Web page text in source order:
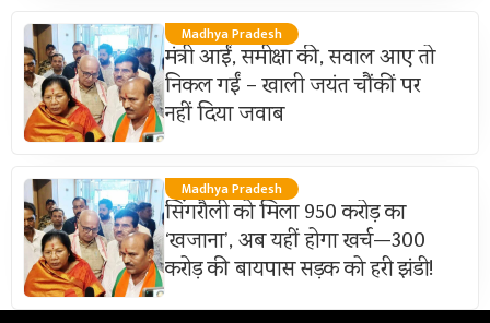
Madhya Pradesh
मंत्री आईं, समीक्षा की, सवाल आए तो
निकल गईं – खाली जयंत चौंकीं पर
नहीं दिया जवाब
Madhya Pradesh
सिंगरौली को मिला 950 करोड़ का
‘खजाना’, अब यहीं होगा खर्च—300
करोड़ की बायपास सड़क को हरी झंडी!